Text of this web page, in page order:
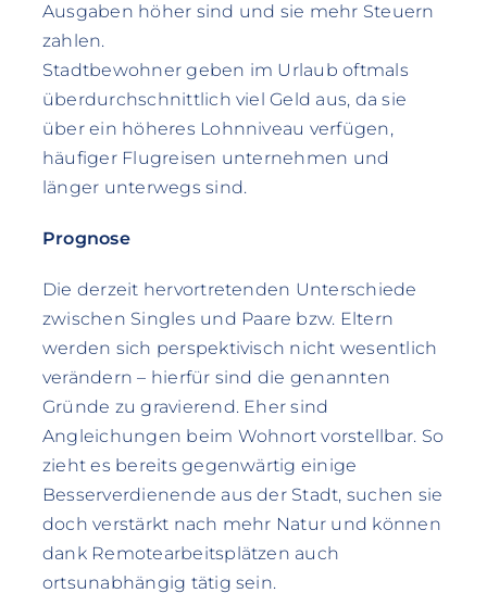
Ausgaben höher sind und sie mehr Steuern
zahlen.
Stadtbewohner geben im Urlaub oftmals
überdurchschnittlich viel Geld aus, da sie
über ein höheres Lohnniveau verfügen,
häufiger Flugreisen unternehmen und
länger unterwegs sind.
Prognose
Die derzeit hervortretenden Unterschiede
zwischen Singles und Paare bzw. Eltern
werden sich perspektivisch nicht wesentlich
verändern – hierfür sind die genannten
Gründe zu gravierend. Eher sind
Angleichungen beim Wohnort vorstellbar. So
zieht es bereits gegenwärtig einige
Besserverdienende aus der Stadt, suchen sie
doch verstärkt nach mehr Natur und können
dank Remotearbeitsplätzen auch
ortsunabhängig tätig sein.